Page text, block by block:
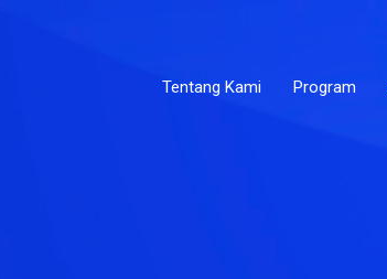
Tentang Kami Program